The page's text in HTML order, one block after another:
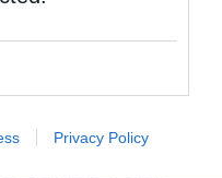
Privacy Policy